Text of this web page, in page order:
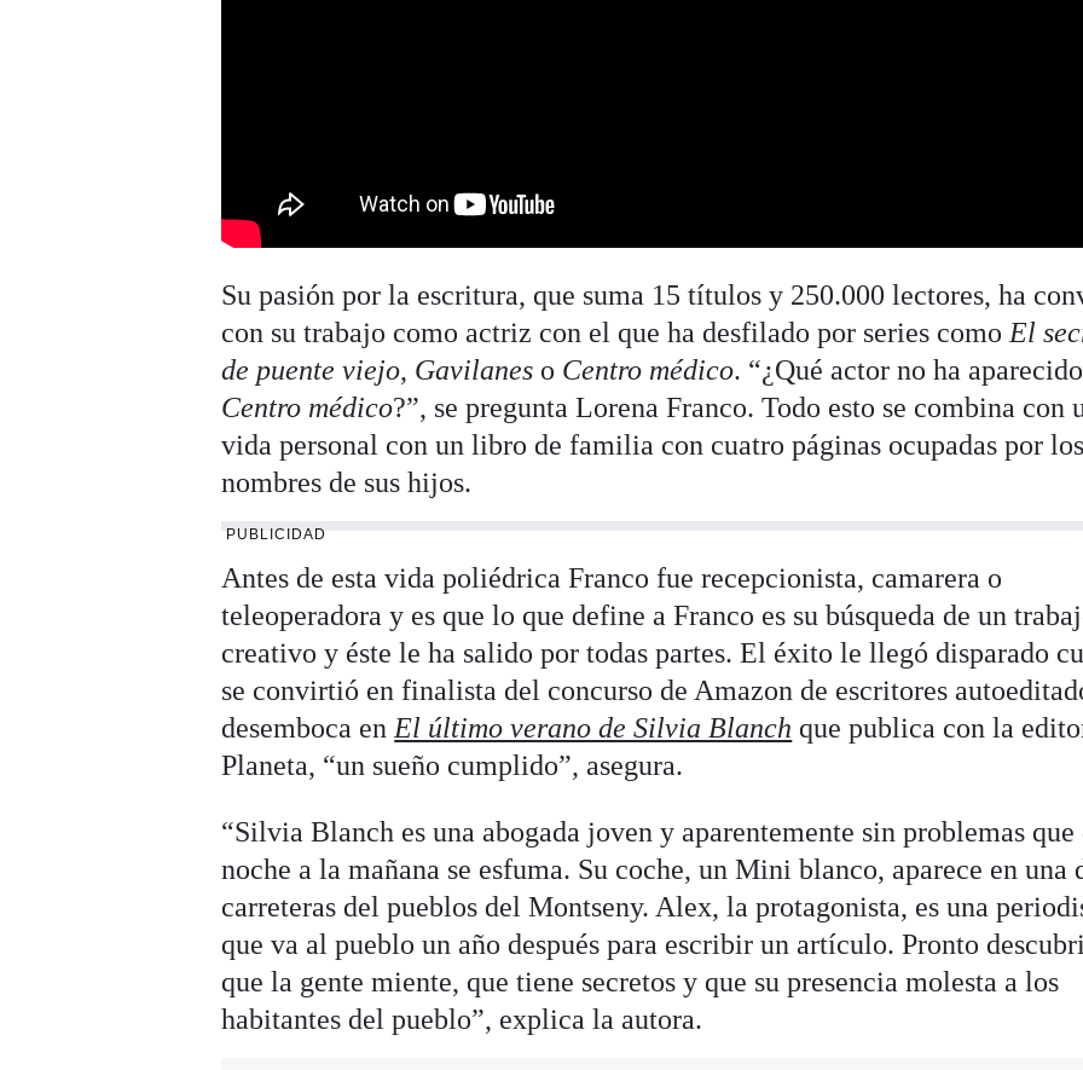
Su pasión por la escritura, que suma 15 títulos y 250.000 lectores, ha
con su trabajo como actriz con el que ha desfilado por series como El
de puente viejo, Gavilanes o Centro médico. “¿Qué actor no ha
Centro médico?”, se pregunta Lorena Franco. Todo esto se combina con
vida personal con un libro de familia con cuatro páginas ocupadas por los
nombres de sus hijos.
PUBLICIDAD
Antes de esta vida poliédrica Franco fue recepcionista, camarera o
teleoperadora y es que lo que define a Franco es su búsqueda de un
creativo y éste le ha salido por todas partes. El éxito le llegó disparado
se convirtió en finalista del concurso de Amazon de escritores
desemboca en El último verano de Silvia Blanch que publica con la
Planeta, “un sueño cumplido”, asegura.
“Silvia Blanch es una abogada joven y aparentemente sin problemas que
noche a la mañana se esfuma. Su coche, un Mini blanco, aparece en una
carreteras del pueblos del Montseny. Alex, la protagonista, es una
que va al pueblo un año después para escribir un artículo. Pronto
que la gente miente, que tiene secretos y que su presencia molesta a los
habitantes del pueblo”, explica la autora.